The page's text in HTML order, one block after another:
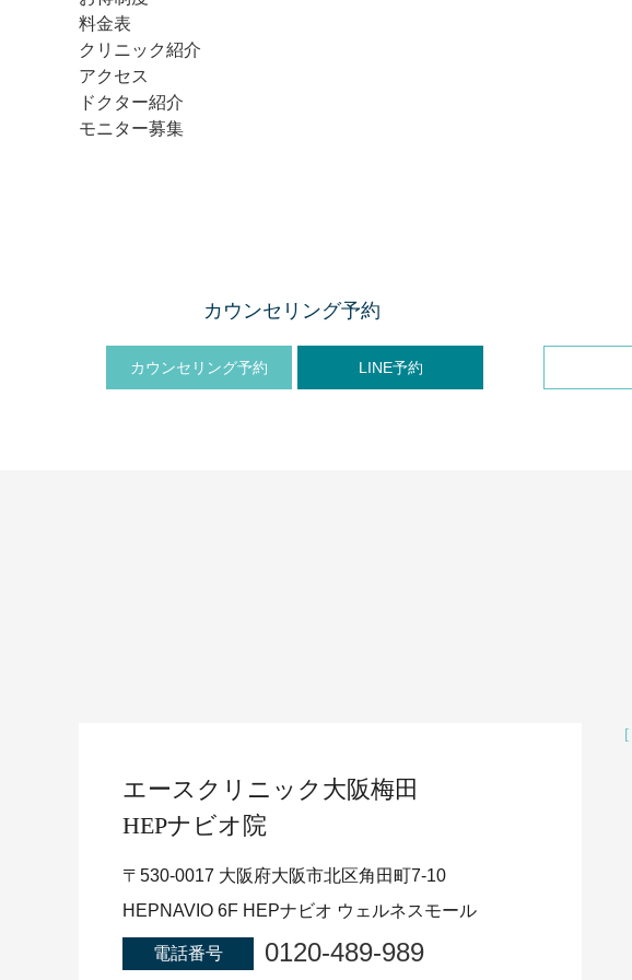
料金表
クリニック紹介
アクセス
ドクター紹介
モニター募集
カウンセリング予約
カウンセリング予約 LINE予約
エースクリニック 大阪梅田
HEPナビオ院
〒530-0017 大阪府大阪市北区角田町7-10
HEPNAVIO 6F HEPナビオ ウェルネスモール
電話番号 0120-489-989